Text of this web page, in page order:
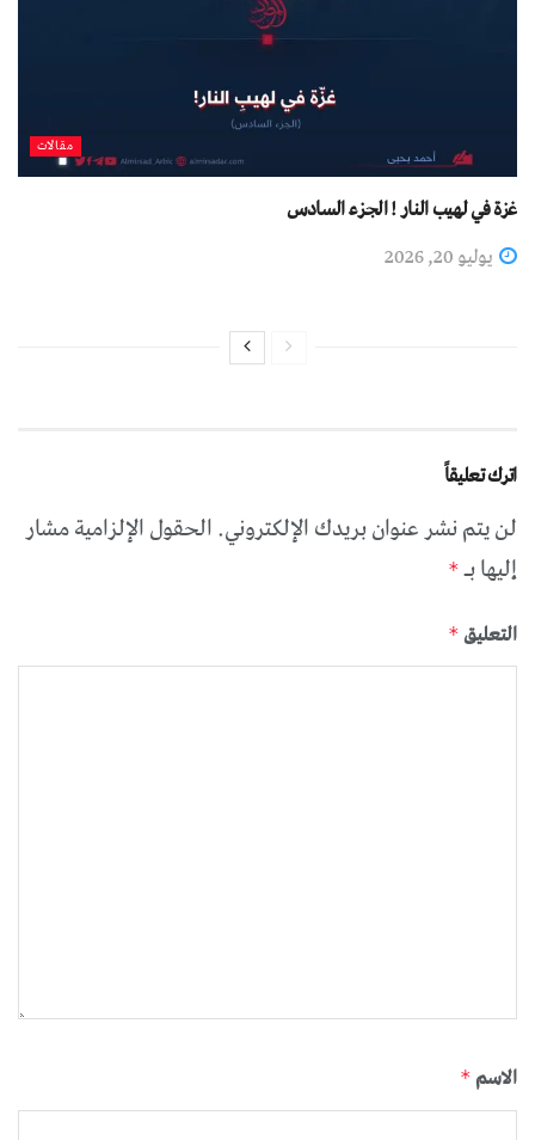
مقالات
غزة في لهيب النار ! الجزء السادس
يوليو 20, 2026
اترك تعليقاً
لن يتم نشر عنوان بريدك الإلكتروني.الحقول الإلزامية مشار
إليها بـ *
التعليق *
الاسم *